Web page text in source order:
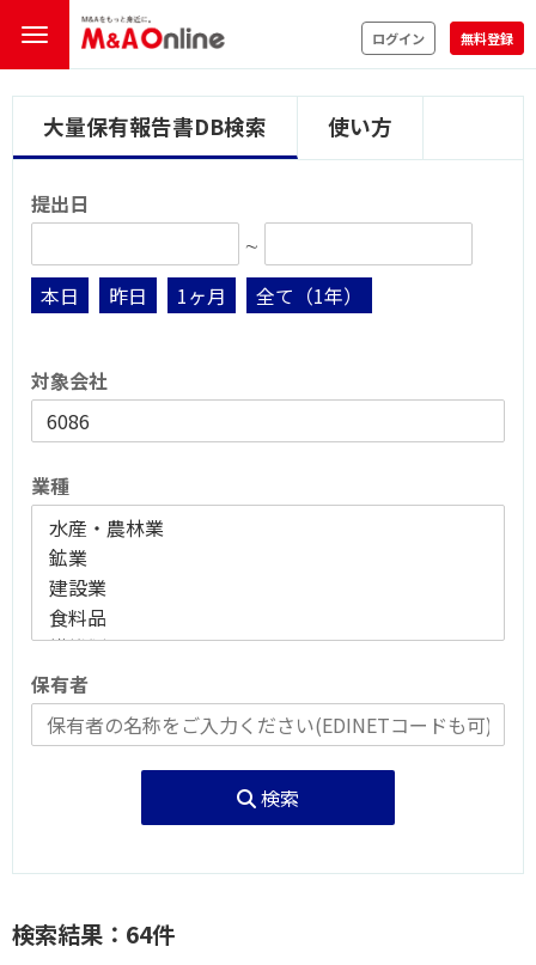
ログイン 無料登録
大量保有報告書DB検索 使い方
提出日
∼
本日
昨日 1ヶ月 全て（1年）
対象会社
業種
保有者
検索
検索結果：64件